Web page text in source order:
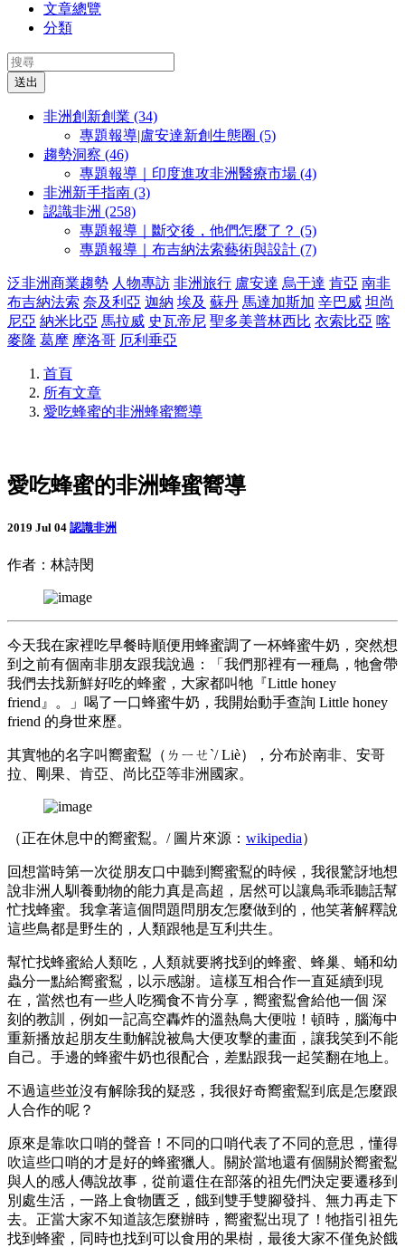
文章總覽
分類
送出
非洲創新創業 (34)
專題報導|盧安達新創生態圈 (5)
趨勢洞察 (46)
專題報導｜印度進攻非洲醫療市場 (4)
非洲新手指南 (3)
認識非洲 (258)
專題報導｜斷交後，他們怎麼了？ (5)
專題報導｜布吉納法索藝術與設計 (7)
泛非洲商業趨勢 人物專訪 非洲旅行 盧安達 烏干達 肯亞 南非
布吉納法索 奈及利亞 迦納 埃及 蘇丹 馬達加斯加 辛巴威 坦尚
尼亞 納米比亞 馬拉威 史瓦帝尼 聖多美普林西比 衣索比亞 喀
麥隆 葛摩 摩洛哥 厄利垂亞
首頁
所有文章
愛吃蜂蜜的非洲蜂蜜嚮導
愛吃蜂蜜的非洲蜂蜜嚮導
2019 Jul 04 認識非洲
作者：林詩閔
今天我在家裡吃早餐時順便用蜂蜜調了一杯蜂蜜牛奶，突然想
到之前有個南非朋友跟我說過：「我們那裡有一種鳥，牠會帶
我們去找新鮮好吃的蜂蜜，大家都叫牠『Little honey
friend』。」喝了一口蜂蜜牛奶，我開始動手查詢 Little honey
friend 的身世來歷。
其實牠的名字叫嚮蜜鴷（ㄌㄧㄝˋ/ Liè），分布於南非、安哥
拉、剛果、肯亞、尚比亞等非洲國家。
（正在休息中的嚮蜜鴷。/ 圖片來源： wikipedia）
回想當時第一次從朋友口中聽到嚮蜜鴷的時候，我很驚訝地想
說非洲人馴養動物的能力真是高超，居然可以讓鳥乖乖聽話幫
忙找蜂蜜。我拿著這個問題問朋友怎麼做到的，他笑著解釋說
這些鳥都是野生的，人類跟牠是互利共生。
幫忙找蜂蜜給人類吃，人類就要將找到的蜂蜜、蜂巢、蛹和幼
蟲分一點給嚮蜜鴷，以示感謝。這樣互相合作一直延續到現
在，當然也有一些人吃獨食不肯分享，嚮蜜鴷會給他一個 深
刻的教訓，例如一記高空轟炸的溫熱鳥大便啦！頓時，腦海中
重新播放起朋友生動解說被鳥大便攻擊的畫面，讓我笑到不能
自己。手邊的蜂蜜牛奶也很配合，差點跟我一起笑翻在地上。
不過這些並沒有解除我的疑惑，我很好奇嚮蜜鴷到底是怎麼跟
人合作的呢？
原來是靠吹口哨的聲音！不同的口哨代表了不同的意思，懂得
吹這些口哨的才是好的蜂蜜獵人。關於當地還有個關於嚮蜜鴷
與人的感人傳說故事，從前還住在部落的祖先們決定要遷移到
別處生活，一路上食物匱乏，餓到雙手雙腳發抖、無力再走下
去。正當大家不知道該怎麼辦時，嚮蜜鴷出現了！牠指引祖先
找到蜂蜜，同時也找到可以食用的果樹，最後大家不僅免於餓